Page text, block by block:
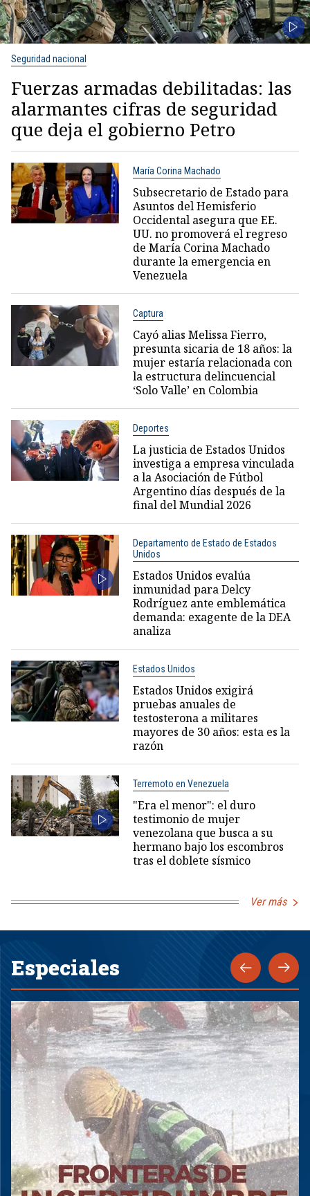
Seguridad nacional
Fuerzas armadas debilitadas: las
alarmantes cifras de seguridad
que deja el gobierno Petro
María Corina Machado
Subsecretario de Estado para
Asuntos del Hemisferio
Occidental asegura que EE.
UU. no promoverá el regreso
de María Corina Machado
durante la emergencia en
Venezuela
Captura
Cayó alias Melissa Fierro,
presunta sicaria de 18 años: la
mujer estaría relacionada con
la estructura delincuencial
‘Solo Valle’ en Colombia
Deportes
La justicia de Estados Unidos
investiga a empresa vinculada
a la Asociación de Fútbol
Argentino días después de la
final del Mundial 2026
Departamento de Estado de Estados
Unidos
Estados Unidos evalúa
inmunidad para Delcy
Rodríguez ante emblemática
demanda: exagente de la DEA
analiza
Estados Unidos
Estados Unidos exigirá
pruebas anuales de
testosterona a militares
mayores de 30 años: esta es la
razón
Terremoto en Venezuela
"Era el menor": el duro
testimonio de mujer
venezolana que busca a su
hermano bajo los escombros
tras el doblete sísmico
Ver más
Especiales